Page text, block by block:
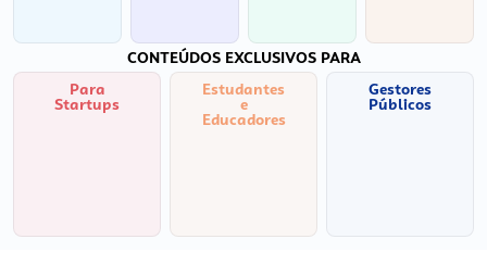
CONTEÚDOS EXCLUSIVOS PARA
Para
Startups
Estudantes
e
Educadores
Gestores
Públicos